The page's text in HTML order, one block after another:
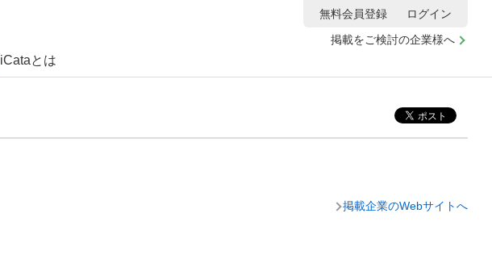
iCataとは
掲載をご検討の企業様へ
無料会員登録 ログイン
掲載企業のWebサイトへ